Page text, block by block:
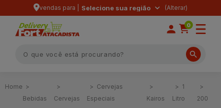
vendas para | Selecione sua região
0
Bebidas Cervejas
Cervejas
Especiais
Kairos
1
Litro
200